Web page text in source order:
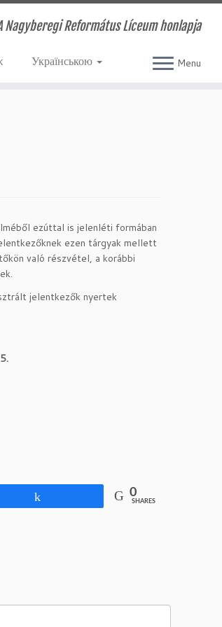
Nagyberegi Református Líceum honlapja
Menu
Українською
ezúttal is jelenléti formában
ezen tárgyak mellett
való részvétel, a korábbi
jelentkezők nyertek
0
SHARES